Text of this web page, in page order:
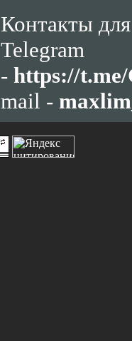
Контакты
Telegram
- https://
mail -